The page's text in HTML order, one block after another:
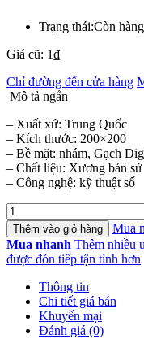
Trạng thái:Còn hàng
Giá cũ: 1₫
Chỉ đường đến cửa hàng
Mô tả ngắn
– Xuất xứ: Trung Quốc
– Kích thước: 200×200
– Bề mặt: nhám, Gạch
– Chất liệu: Xương bán sứ
– Công nghệ: kỹ thuật số
Gạch
Bông
Men
200x200
Nhập
Khẩu
GPDSF2290
lượng
Thêm vào giỏ hàng
Mua
Mua nhanh Thêm nhiều
được đón tiếp tận tình hơn
Thông tin
Chi tiết giá bán
Khuyến mại
Đánh giá (0)